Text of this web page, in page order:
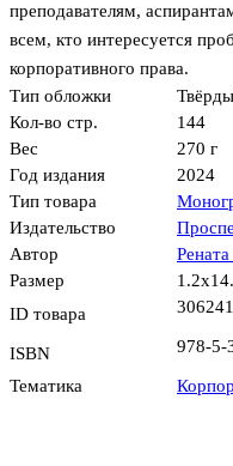
преподавателям,
всем, кто интересуется
корпоративного права.
Тип обложки
Кол-во стр.
144
Вес
270 г
Год издания
2024
Тип товара
Издательство
Автор
Размер
ID товара
ISBN 978-5-
Тематика